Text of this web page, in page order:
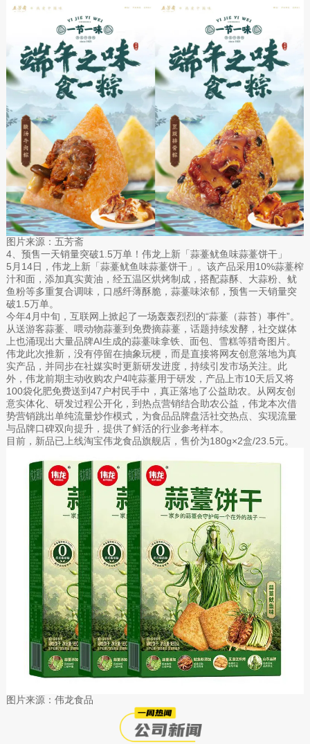
图片来源：五芳斋
4、预售一天销量突破1.5万单！伟龙上新「蒜薹鱿鱼味蒜薹饼干」
5月14日，伟龙上新「蒜薹鱿鱼味蒜薹饼干」。该产品采用10%蒜薹榨
汁和面，添加真实黄油，经五温区烘烤制成，搭配蒜酥、大蒜粉、鱿
鱼粉等多重复合调味，口感纤薄酥脆，蒜薹味浓郁，预售一天销量突
破1.5万单。
今年4月中旬，互联网上掀起了一场轰轰烈烈的“蒜薹（蒜苔）事件”。
从送游客蒜薹、喂动物蒜薹到免费摘蒜薹，话题持续发酵，社交媒体
上也涌现出大量品牌AI生成的蒜薹味拿铁、面包、雪糕等猎奇图片。
伟龙此次推新，没有停留在抽象玩梗，而是直接将网友创意落地为真
实产品，并同步在社媒实时更新研发进度，持续引发市场关注。此
外，伟龙前期主动收购农户4吨蒜薹用于研发，产品上市10天后又将
100袋化肥免费送到47户村民手中，真正落地了公益助农。从网友创
意实体化、研发过程公开化，到热点营销结合助农公益，伟龙本次借
势营销跳出单纯流量炒作模式，为食品品牌盘活社交热点、实现流量
与品牌口碑双向提升，提供了鲜活的行业参考样本。
目前，新品已上线淘宝伟龙食品旗舰店，售价为180g×2盒/23.5元。
图片来源：伟龙食品